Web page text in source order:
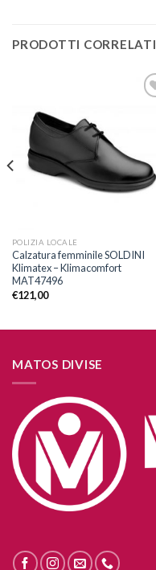
PRODOTTI CORRELATI
POLIZIA LOCALE
Calzatura femminile SOLDINI
Klimatex – Klimacomfort
MAT47496
€121,00
MATOS DIVISE